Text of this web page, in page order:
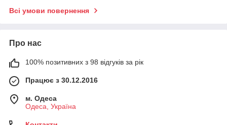
Всі умови повернення
Про нас
100% позитивних з 98 відгуків за рік
Працює з 30.12.2016
м. Одеса
Одеса, Україна